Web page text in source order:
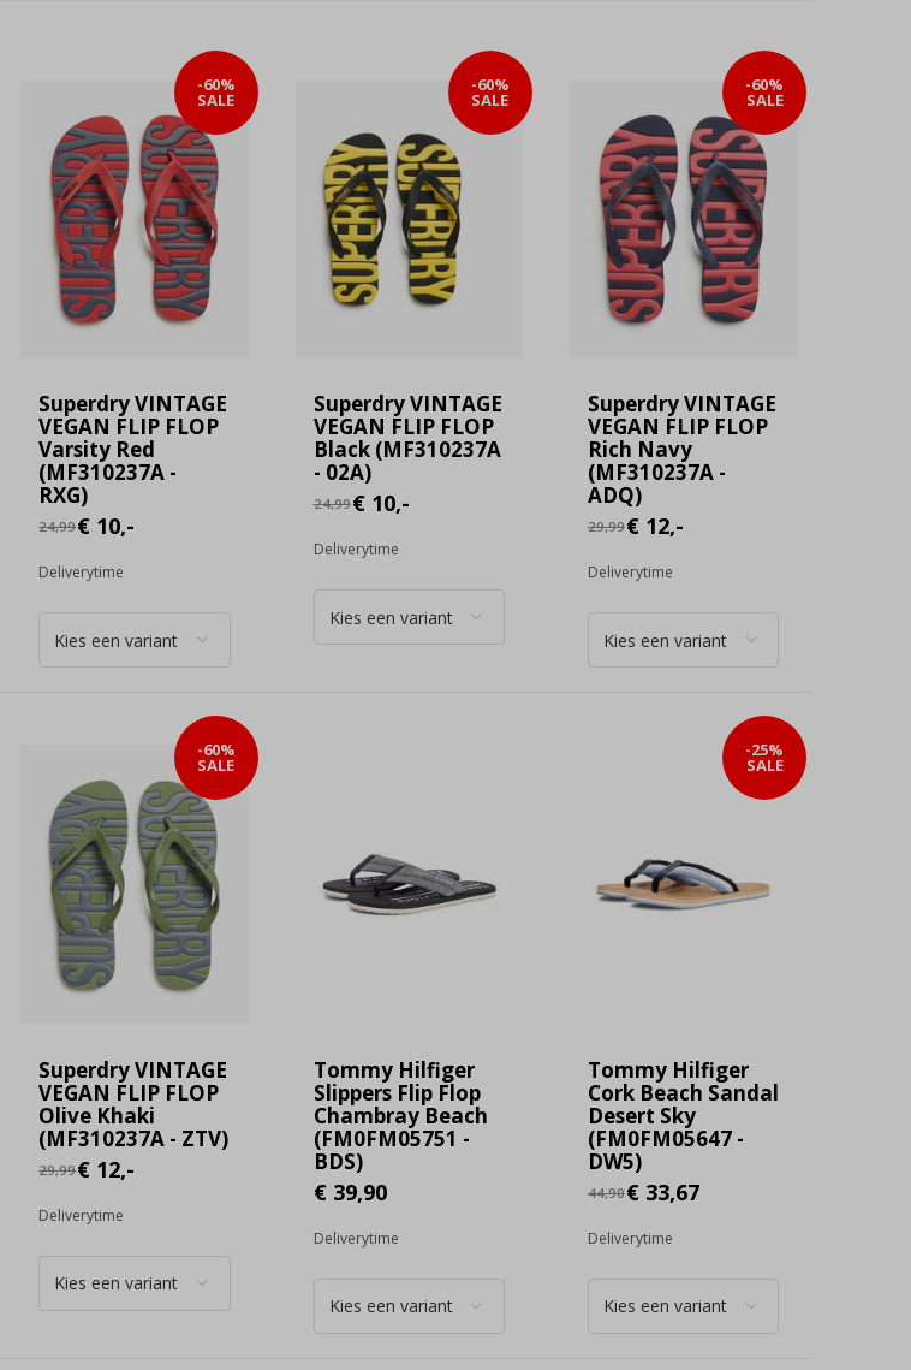
Superdry VINTAGE
VEGAN FLIP FLOP
Varsity Red
(MF310237A -
RXG)
-60%
SALE
24,99€ 10,-
Deliverytime
Superdry VINTAGE
VEGAN FLIP FLOP
Black (MF310237A
- 02A)
-60%
SALE
24,99€ 10,-
Deliverytime
Superdry VINTAGE
VEGAN FLIP FLOP
Rich Navy
(MF310237A -
ADQ)
-60%
SALE
29,99€ 12,-
Deliverytime
Superdry VINTAGE
VEGAN FLIP FLOP
Olive Khaki
(MF310237A - ZTV)
-60%
SALE
29,99€ 12,-
Deliverytime
Tommy Hilfiger
Slippers Flip Flop
Chambray Beach
(FM0FM05751 -
BDS)
€ 39,90
Deliverytime
Tommy Hilfiger
Cork Beach Sandal
Desert Sky
(FM0FM05647 -
DW5)
-25%
SALE
44,90€ 33,67
Deliverytime